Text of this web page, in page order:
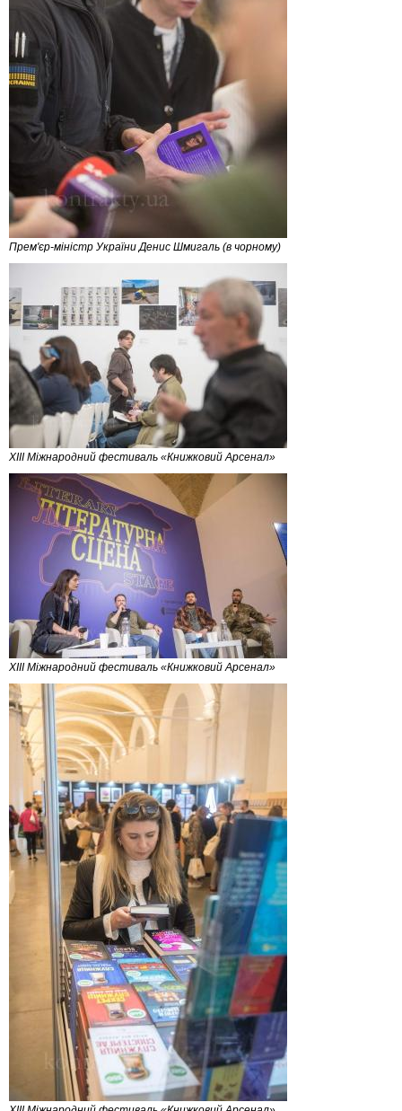
Прем'єр-міністр України Денис Шмигаль (в чорному)
XIII Міжнародний фестиваль «Книжковий Арсенал»
XIII Міжнародний фестиваль «Книжковий Арсенал»